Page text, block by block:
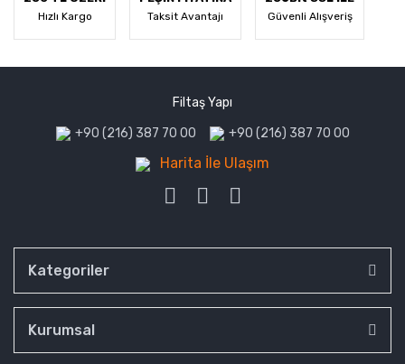
Hızlı Kargo Taksit Avantajı Güvenli Alışveriş
Filtaş Yapı
+90 (216) 387 70 00 +90 (216) 387 70 00
Harita İle Ulaşım
Kategoriler
Kurumsal